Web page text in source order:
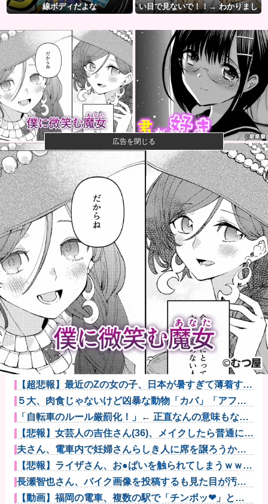
線ボディだよな
い目で見ないで！！→ わかりまし
【衝撃】ハンターハンター、とんでもねえ伏線が発掘
される。クル...
【悲報】黒人、卑怯すぎて炎上するｗｗｗｗ
【衝撃】クルタ族虐 殺の犯人、ツェリードニヒで確
定！クロロの...
【悲報】コレコレ、月収1億円ｗｗｗそりゃ外出るのに
ボディガー...
反斎藤知事派が本丸に攻め込まれる窮地に突入、「よ
うやく反撃の...
楽天ノーコン軍団、5死球当ててサヨナラ負けｗ他
【超悲報】最近のZの女の子、日本が暑すぎて薄着すぎ
る他
５大、肉食じゃないけど凶暴な動物「カバ」「アフリ
カゾウ」「バ...
「自転車のルール厳罰化！」← 正直なんの意味もなか
った件ｗｗ...
【悲報】女芸人の吉住さん(36)、メイクしたら普通に美
人の部...
夫さん、電車内で妊婦さんらしき人に席を譲ろうか悩
んでいたら隣...
【悲報】ライザさん、お●ぱいを触られてしまうｗｗｗ
ｗｗｗｗｗ
長瀬智也さん、バイク画像を投稿するも見た目が汚ら
しいとネット...
【動画】福岡の電車、複数の駅で「チンポッ❤」とい
広告を閉じる